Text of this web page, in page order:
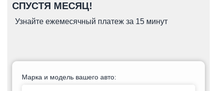
СПУСТЯ МЕСЯЦ!
Узнайте ежемесячный платеж за 15 минут
Марка и модель вашего авто: